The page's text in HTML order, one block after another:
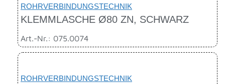
ROHRVERBINDUNGSTECHNIK
KLEMMLASCHE Ø80 ZN, SCHWARZ
Art.-Nr.: 075.0074
ROHRVERBINDUNGSTECHNIK